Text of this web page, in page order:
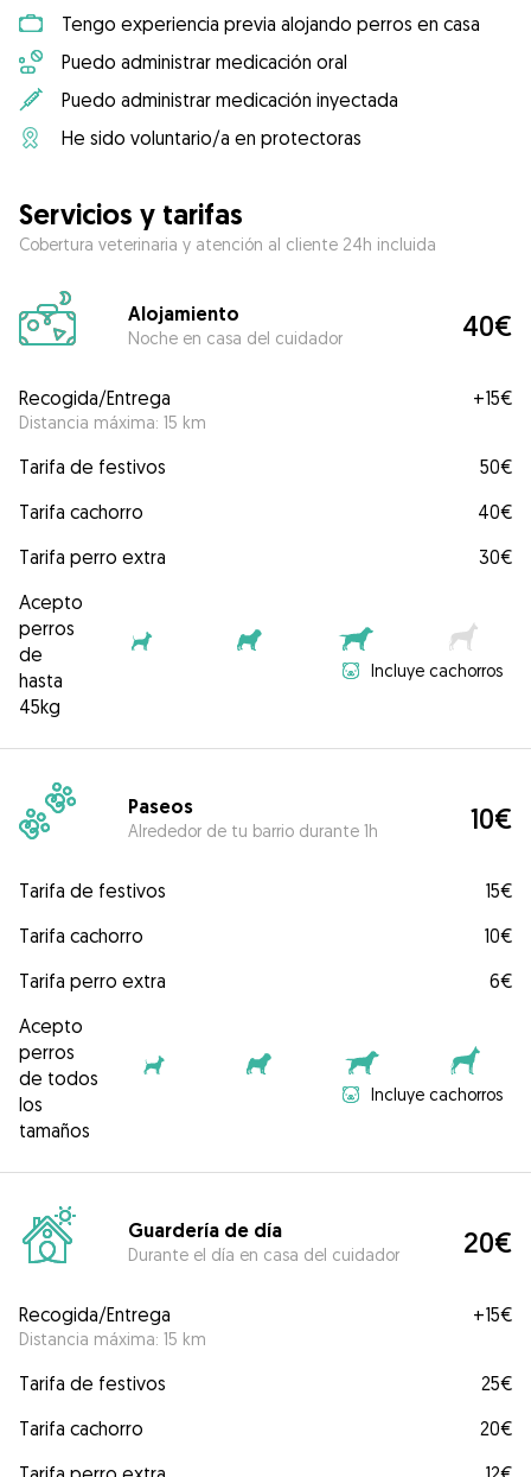
Tengo experiencia previa alojando perros en casa
Puedo administrar medicación oral
Puedo administrar medicación inyectada
He sido voluntario/a en protectoras
Servicios y tarifas
Cobertura veterinaria y atención al cliente 24h incluida
Alojamiento
Noche en casa del cuidador 40€
Recogida/Entrega
Distancia máxima: 15 km
+15€
Tarifa de festivos
50€
Tarifa cachorro
40€
Tarifa perro extra
30€
Acepto
perros
de
hasta
45kg
Incluye cachorros
Paseos
Alrededor de tu barrio durante 1h 10€
Tarifa de festivos
15€
Tarifa cachorro
10€
Tarifa perro extra
6€
Acepto
perros
de todos
los
tamaños
Incluye cachorros
Guardería de día
Durante el día en casa del cuidador 20€
Recogida/Entrega
Distancia máxima: 15 km
+15€
Tarifa de festivos
25€
Tarifa cachorro
20€